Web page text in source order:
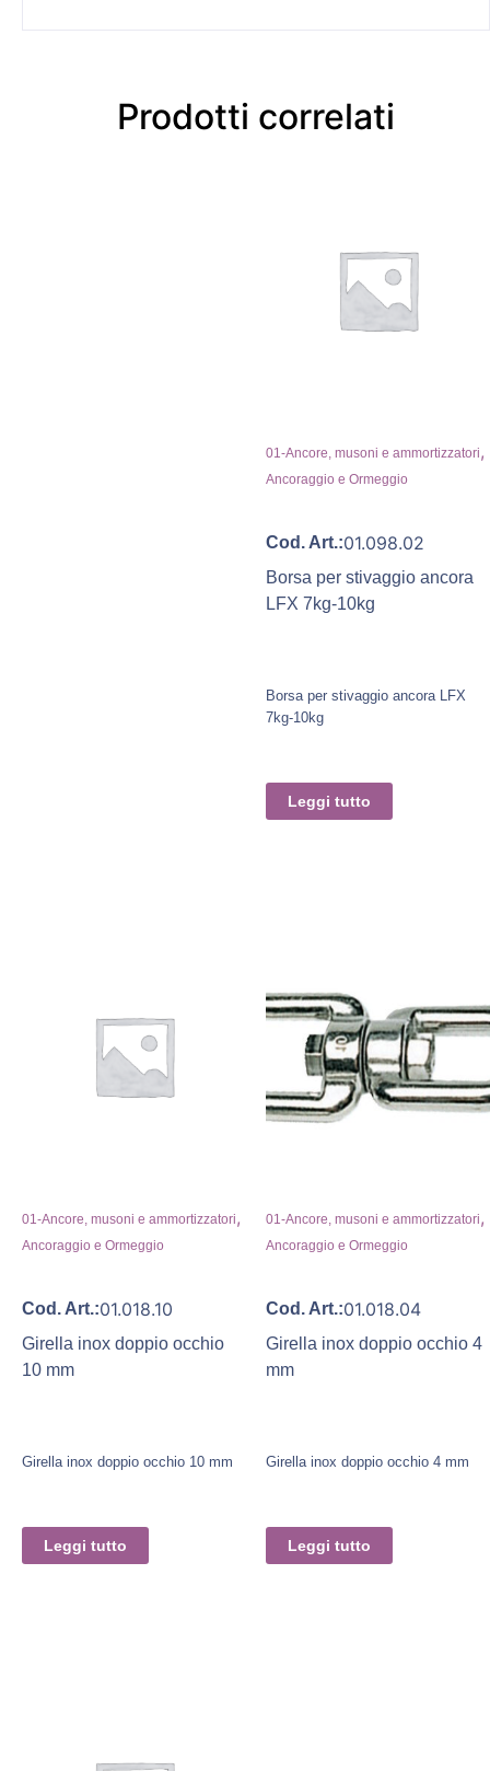
Prodotti correlati
01-Ancore, musoni e ammortizzatori,
Ancoraggio e Ormeggio
Cod. Art.:01.098.02
Borsa per stivaggio ancora
LFX 7kg-10kg
Borsa per stivaggio ancora LFX
7kg-10kg
Leggi tutto
01-Ancore, musoni e ammortizzatori,
Ancoraggio e Ormeggio
Cod. Art.:01.018.10
Girella inox doppio occhio
10 mm
Girella inox doppio occhio 10 mm
Leggi tutto
01-Ancore, musoni e ammortizzatori,
Ancoraggio e Ormeggio
Cod. Art.:01.018.04
Girella inox doppio occhio 4
mm
Girella inox doppio occhio 4 mm
Leggi tutto